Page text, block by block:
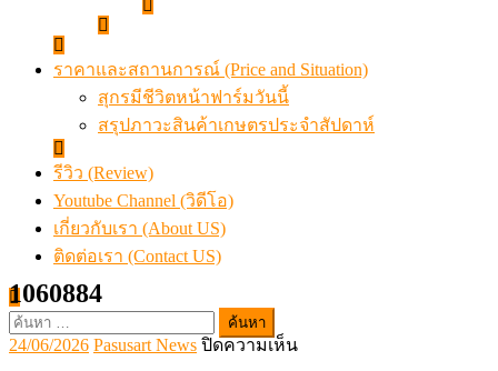
ราคาและสถานการณ์ (Price and Situation)
สุกรมีชีวิตหน้าฟาร์มวันนี้
สรุปภาวะสินค้าเกษตรประจำสัปดาห์
รีวิว (Review)
Youtube Channel (วิดีโอ)
เกี่ยวกับเรา (About US)
ติดต่อเรา (Contact US)
ค้นหา
สำหรับ:
1060884
Posted
on
24/06/2026Author
Pasusart News ปิดความเห็นบน